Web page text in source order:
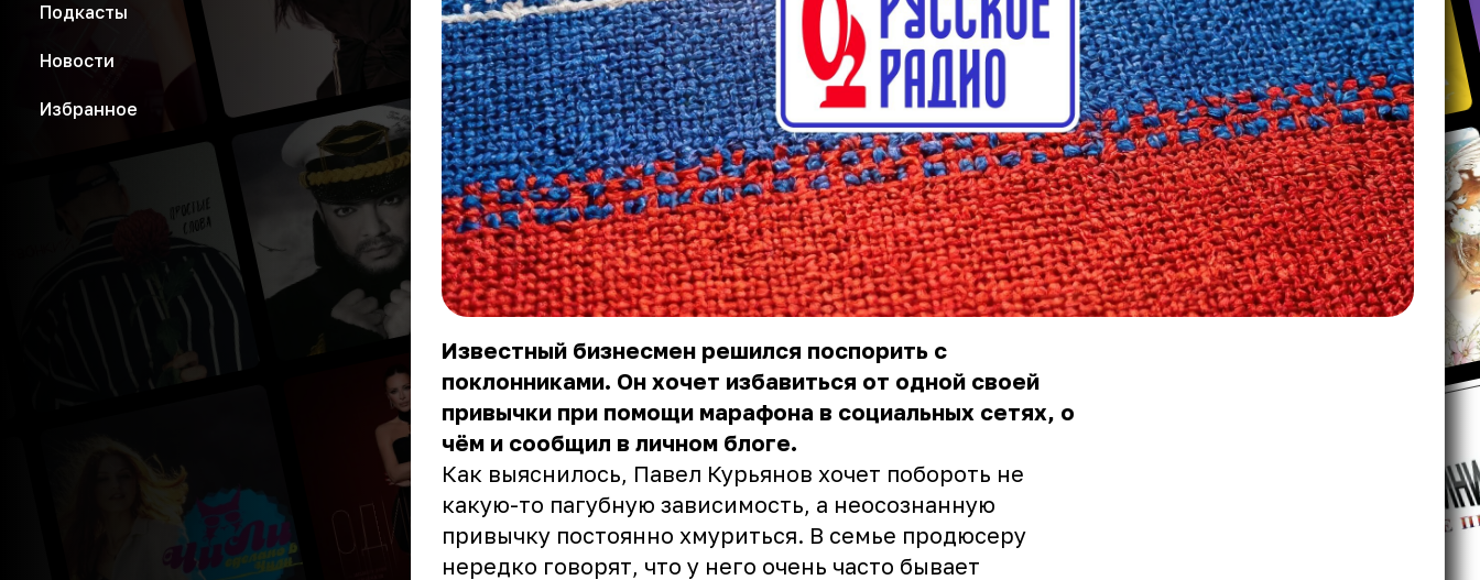
Подкасты
Новости
Избранное
Известный бизнесмен решился поспорить с
поклонниками. Он хочет избавиться от одной своей
привычки при помощи марафона в социальных сетях, о
чём и сообщил в личном блоге.
Как выяснилось, Павел Курьянов хочет побороть не
какую-то пагубную зависимость, а неосознанную
привычку постоянно хмуриться. В семье продюсеру
нередко говорят, что у него очень часто бывает